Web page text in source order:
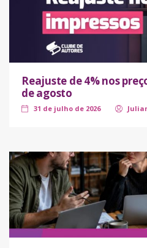
Reajuste de 4% nos
de agosto
31 de julho de 2026